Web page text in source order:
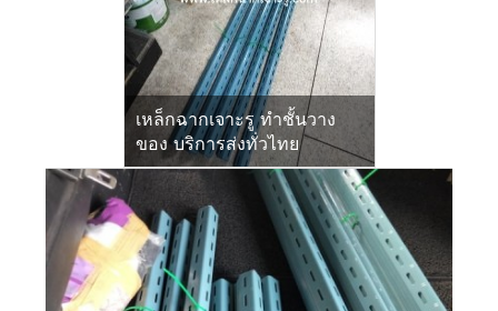
เหล็กฉากเจาะรู ทำชั้นวาง
ของ บริการส่งทั่วไทย